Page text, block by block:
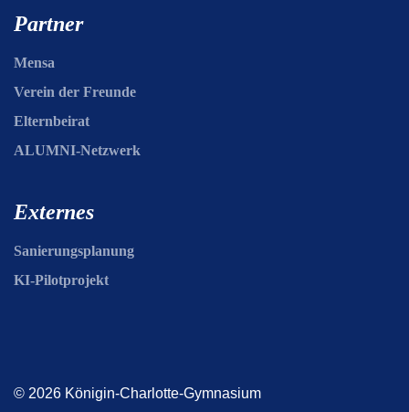
Partner
Mensa
Verein der Freunde
Elternbeirat
ALUMNI-Netzwerk
Externes
Sanierungsplanung
KI-Pilotprojekt
© 2026 Königin-Charlotte-Gymnasium